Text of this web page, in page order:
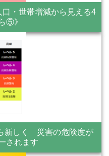
・世帯増減から見える4
⑤》
新しく 災害の危険度が
されます